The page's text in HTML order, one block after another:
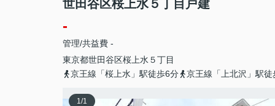
世田谷区桜上水５丁目戸建
-
管理/共益費 -
東京都世田谷区桜上水 ５丁目
京王線「桜上水」駅徒歩6分
京王線「上北沢」駅徒
1/1